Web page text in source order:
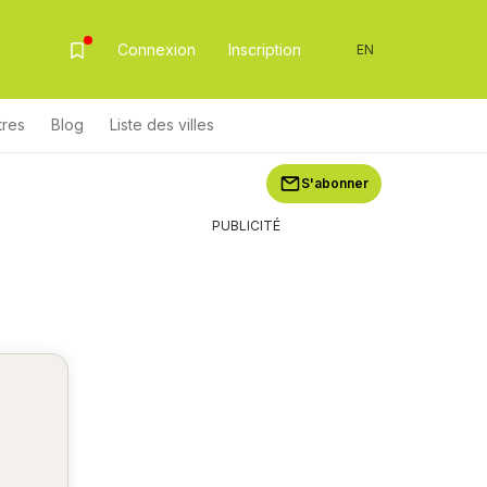
Connexion Inscription EN
Blog Liste des villes
S'abonner
PUBLICITÉ